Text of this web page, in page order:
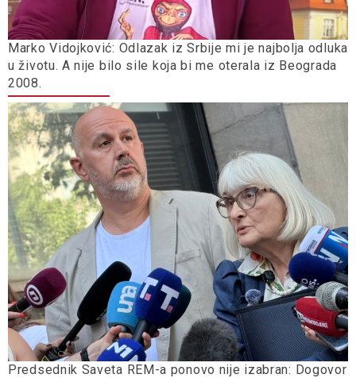
Marko Vidojković: Odlazak iz Srbije mi je najbolja odluka
u životu. A nije bilo sile koja bi me oterala iz Beograda
2008.
Predsednik Saveta REM-a ponovo nije izabran: Dogovor